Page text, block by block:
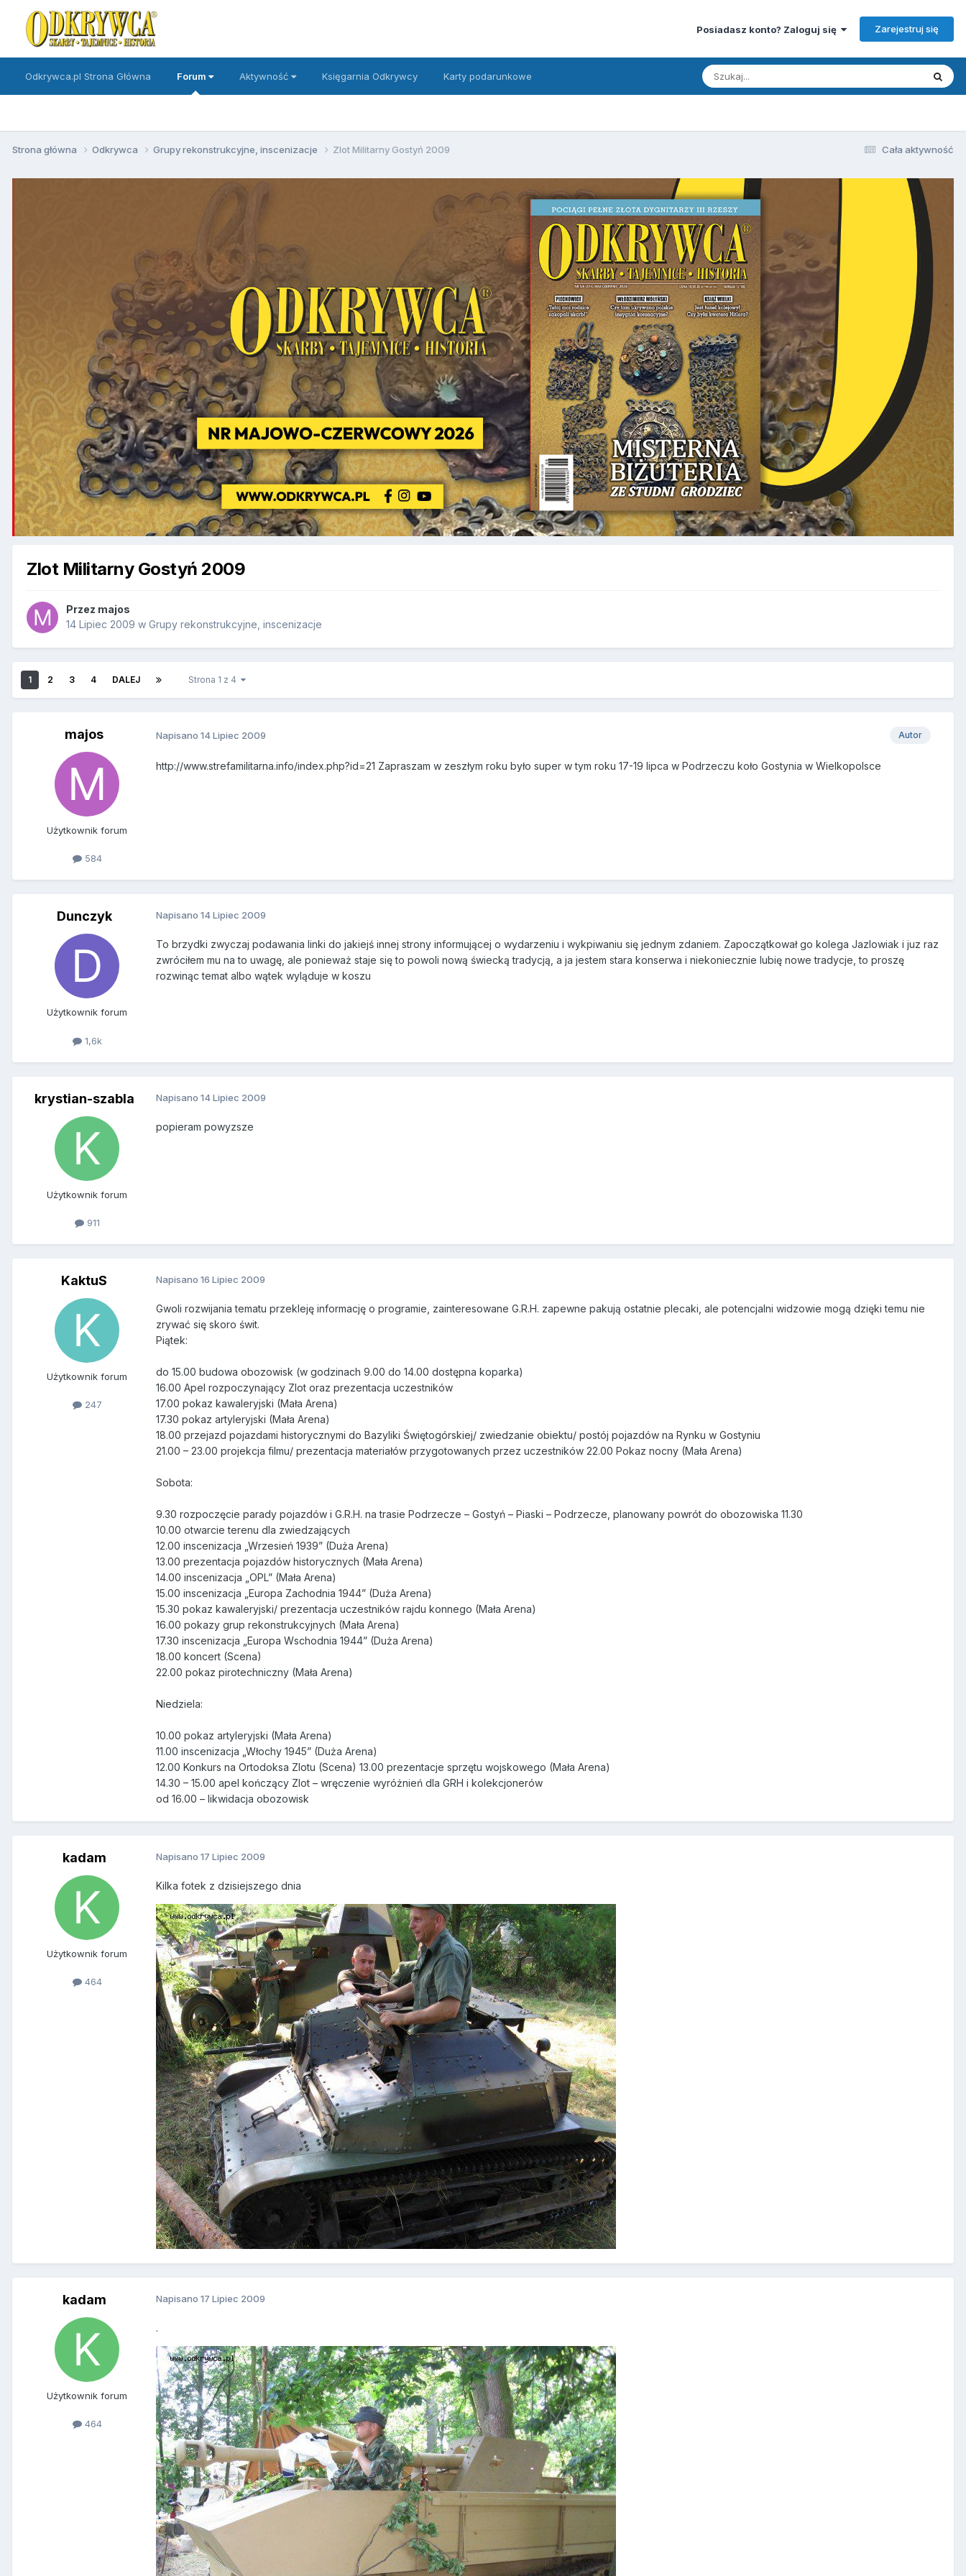
Posiadasz konto? Zaloguj się Zarejestruj się
Odkrywca.pl Strona Główna Forum Aktywność Księgarnia Odkrywcy Karty podarunkowe
Cała aktywność
Strona główna Odkrywca Grupy rekonstrukcyjne, inscenizacje Zlot Militarny Gostyń 2009
Zlot Militarny Gostyń 2009
Przez majos
14 Lipiec 2009 w Grupy rekonstrukcyjne, inscenizacje
1 2 3 4 DALEJ Strona 1 z 4
majos
Użytkownik forum
584
Autor
Napisano 14 Lipiec 2009
http://www.strefamilitarna.info/index.php?id=21 Zapraszam w zeszłym roku było super w tym roku 17-19 lipca w Podrzeczu koło Gostynia w Wielkopolsce
Dunczyk
Użytkownik forum
1,6k
Napisano 14 Lipiec 2009
To brzydki zwyczaj podawania linki do jakiejś innej strony informującej o wydarzeniu i wykpiwaniu się jednym zdaniem. Zapoczątkował go kolega Jazlowiak i juz raz
zwróciłem mu na to uwagę, ale ponieważ staje się to powoli nową świecką tradycją, a ja jestem stara konserwa i niekoniecznie lubię nowe tradycje, to proszę
rozwinąc temat albo wątek wyląduje w koszu
krystian-szabla
Użytkownik forum
911
Napisano 14 Lipiec 2009
popieram powyzsze
KaktuS
Użytkownik forum
247
Napisano 16 Lipiec 2009
Gwoli rozwijania tematu przekleję informację o programie, zainteresowane G.R.H. zapewne pakują ostatnie plecaki, ale potencjalni widzowie mogą dzięki temu nie
zrywać się skoro świt.
Piątek:
do 15.00 budowa obozowisk (w godzinach 9.00 do 14.00 dostępna koparka)
16.00 Apel rozpoczynający Zlot oraz prezentacja uczestników
17.00 pokaz kawaleryjski (Mała Arena)
17.30 pokaz artyleryjski (Mała Arena)
18.00 przejazd pojazdami historycznymi do Bazyliki Świętogórskiej/ zwiedzanie obiektu/ postój pojazdów na Rynku w Gostyniu
21.00 – 23.00 projekcja filmu/ prezentacja materiałów przygotowanych przez uczestników 22.00 Pokaz nocny (Mała Arena)
Sobota:
9.30 rozpoczęcie parady pojazdów i G.R.H. na trasie Podrzecze – Gostyń – Piaski – Podrzecze, planowany powrót do obozowiska 11.30
10.00 otwarcie terenu dla zwiedzających
12.00 inscenizacja „Wrzesień 1939” (Duża Arena)
13.00 prezentacja pojazdów historycznych (Mała Arena)
14.00 inscenizacja „OPL” (Mała Arena)
15.00 inscenizacja „Europa Zachodnia 1944” (Duża Arena)
15.30 pokaz kawaleryjski/ prezentacja uczestników rajdu konnego (Mała Arena)
16.00 pokazy grup rekonstrukcyjnych (Mała Arena)
17.30 inscenizacja „Europa Wschodnia 1944” (Duża Arena)
18.00 koncert (Scena)
22.00 pokaz pirotechniczny (Mała Arena)
Niedziela:
10.00 pokaz artyleryjski (Mała Arena)
11.00 inscenizacja „Włochy 1945” (Duża Arena)
12.00 Konkurs na Ortodoksa Zlotu (Scena) 13.00 prezentacje sprzętu wojskowego (Mała Arena)
14.30 – 15.00 apel kończący Zlot – wręczenie wyróżnień dla GRH i kolekcjonerów
od 16.00 – likwidacja obozowisk
kadam
Użytkownik forum
464
Napisano 17 Lipiec 2009
Kilka fotek z dzisiejszego dnia
kadam
Użytkownik forum
464
Napisano 17 Lipiec 2009
.